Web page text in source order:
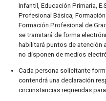
Infantil, Educación Primaria,
Profesional Básica,
Formación Profesional de
se tramitará de forma
habilitará puntos de atención
no disponen de medios
Cada persona solicitante
contendrá una declaración
circunstancias requeridas